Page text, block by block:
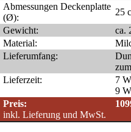
Abmessungen Deckenplatte
(Ø):
25
Gewicht:
ca.
Material:
Lieferumfang:
Lieferzeit:
7
9
Preis:
inkl. Lieferung und MwSt.